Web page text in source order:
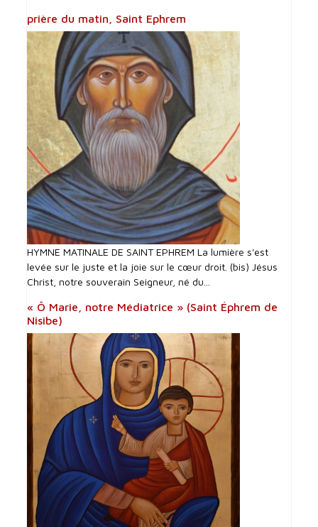
prière du matin, Saint Ephrem
HYMNE MATINALE DE SAINT EPHREM La lumière s'est
levée sur le juste et la joie sur le cœur droit. (bis) Jésus
Christ, notre souverain Seigneur, né du...
« Ô Marie, notre Médiatrice » (Saint Éphrem de
Nisibe)